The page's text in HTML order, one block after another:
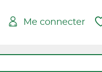
Me connecter